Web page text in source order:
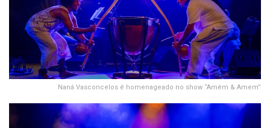
Naná Vasconcelos é homenageado no show “Amém & Amem”